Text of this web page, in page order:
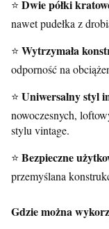
⭐ Dwie półki
nawet pudełka z
⭐ Wytrzymała
odporność na
⭐ Uniwersalny styl
nowoczesnych,
stylu vintage.
⭐ Bezpieczne
przemyślana
Gdzie można